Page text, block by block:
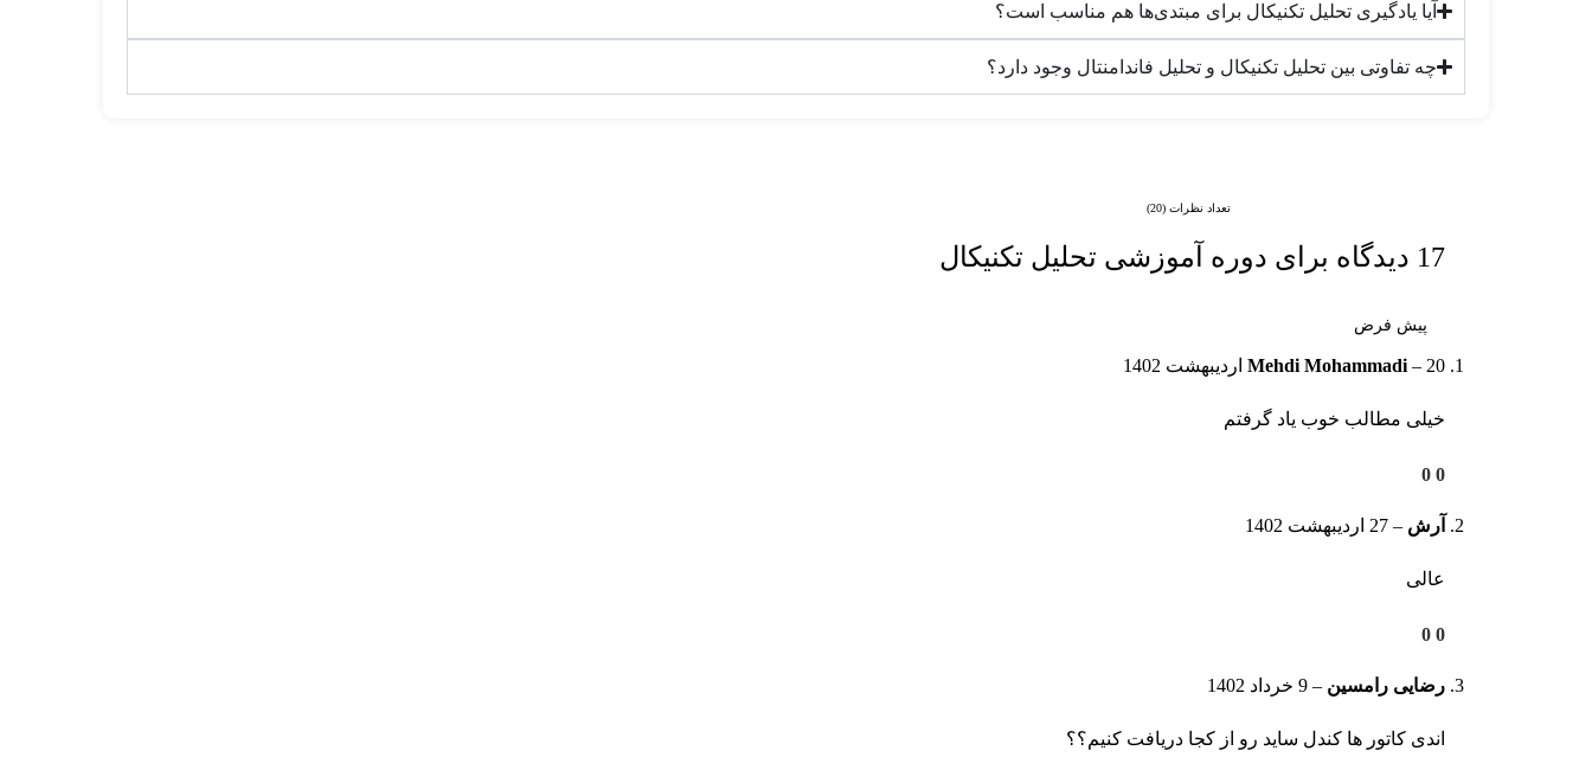
آیا یادگیری تحلیل تکنیکال برای مبتدی‌ها هم مناسب است؟
چه تفاوتی بین تحلیل تکنیکال و تحلیل فاندامنتال وجود دارد؟
تعداد نظرات (20)
17 دیدگاه برای دوره آموزشی تحلیل تکنیکال
Mehdi Mohammadi– 20 اردیبهشت 1402
خیلی مطالب خوب یاد گرفتم
0
0
آرش – 27 اردیبهشت 1402
عالی
0
0
رضایی رامسین – 9 خرداد 1402
اندی کاتور ها کندل ساید رو از کجا دریافت کنیم؟؟